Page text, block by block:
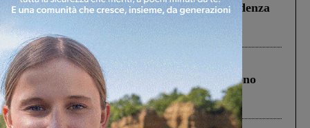
Piscina di Figline finanziata oltre la scadenza
Pnrr, il gruppo di Fratelli d’Italia: “Un
ringraziamento al Governo”
Cronaca 4 Agosto 2026
Un anno fa la strage in A1 in cui morirono
Gianni, Giulia e Franco. Lo schianto, il
processo, lo stop ai sorpassi fra tir....